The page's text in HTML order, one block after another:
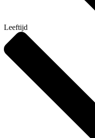
Leeftijd